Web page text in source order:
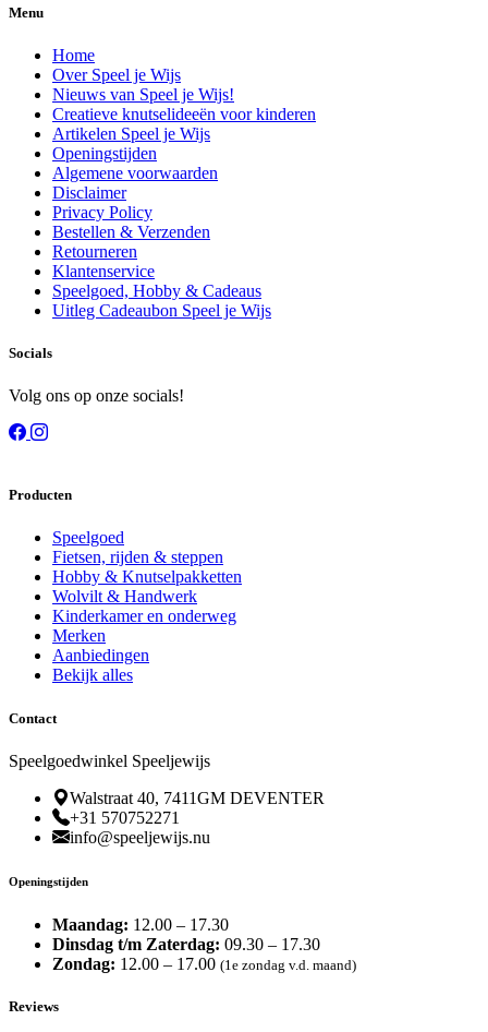
Menu
Home
Over Speel je Wijs
Nieuws van Speel je Wijs!
Creatieve knutselideeën voor kinderen
Artikelen Speel je Wijs
Openingstijden
Algemene voorwaarden
Disclaimer
Privacy Policy
Bestellen & Verzenden
Retourneren
Klantenservice
Speelgoed, Hobby & Cadeaus
Uitleg Cadeaubon Speel je Wijs
Socials
Volg ons op onze socials!
Producten
Speelgoed
Fietsen, rijden & steppen
Hobby & Knutselpakketten
Wolvilt & Handwerk
Kinderkamer en onderweg
Merken
Aanbiedingen
Bekijk alles
Contact
Speelgoedwinkel Speeljewijs
Walstraat 40, 7411GM DEVENTER
+31 570752271
info@speeljewijs.nu
Openingstijden
Maandag: 12.00 – 17.30
Dinsdag t/m Zaterdag: 09.30 – 17.30
Zondag: 12.00 – 17.00 (1e zondag v.d. maand)
Reviews